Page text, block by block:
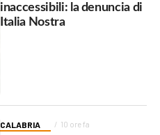
inaccessibili: la denuncia di
Italia Nostra
CALABRIA 10 ore fa